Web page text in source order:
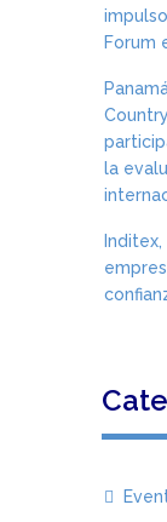
Forum
la